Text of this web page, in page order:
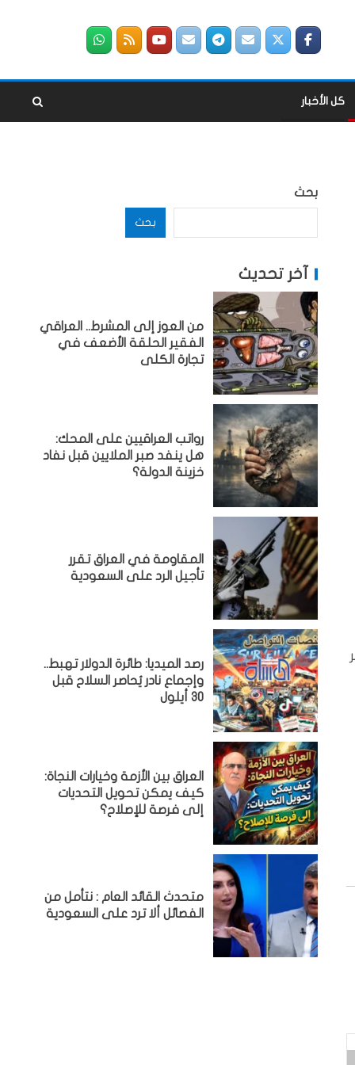
كل الأخبار
بحث
بحث
آخر تحديث
من العوز إلى المشرط.. العراقي
الفقير الحلقة الأضعف في
تجارة الكلى
رواتب العراقيين على المحك:
هل ينفد صبر الملايين قبل نفاد
خزينة الدولة؟
المقاومة في العراق تقرر
تأجيل الرد على السعودية
رصد الميديا: طائرة الدولار تهبط..
وإجماع نادر يُحاصر السلاح قبل
30 أيلول
العراق بين الأزمة وخيارات النجاة:
كيف يمكن تحويل التحديات
إلى فرصة للإصلاح؟
متحدث القائد العام : نتأمل من
الفصائل ألا ترد على السعودية